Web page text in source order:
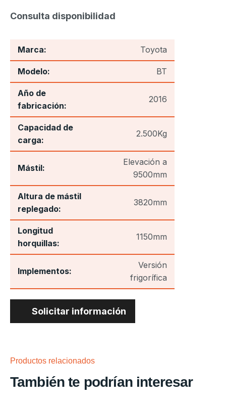
Consulta disponibilidad
Marca: Toyota
Modelo: BT
Año de
fabricación:
2016
Capacidad de
carga:
2.500Kg
Mástil:
Elevación a
9500mm
Altura de mástil
replegado:
3820mm
Longitud
horquillas:
1150mm
Implementos:
Versión
frigorífica
Solicitar información
Productos relacionados
También te podrían interesar